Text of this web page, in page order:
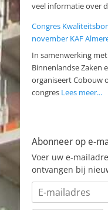
veel informatie over
Congres
november KAF
In samenwerking
Binnenlandse Zaken
organiseert Cobouw
congres Lees meer...
Abonneer op e-
Voer uw e-
ontvangen bij
mailadres